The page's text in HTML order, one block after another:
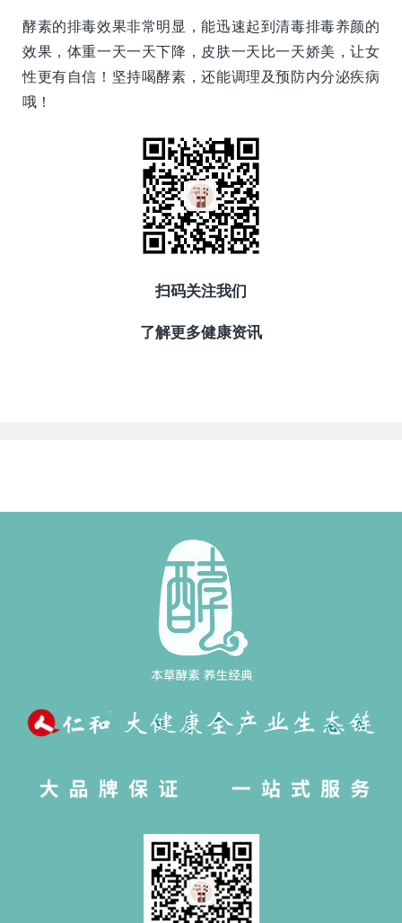
酵素的排毒效果非常明显，能迅速起到清毒排毒养颜的
效果，体重一天一天下降，皮肤一天比一天娇美，让女
性更有自信！坚持喝酵素，还能调理及预防内分泌疾病
哦！
扫码关注我们
了解更多健康资讯